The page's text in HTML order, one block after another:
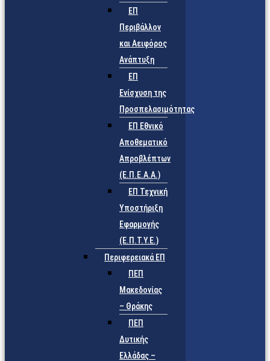
ΕΠ
Περιβάλλον
και Αειφόρος
Ανάπτυξη
ΕΠ
Ενίσχυση της
Προσπελασιμότητας
ΕΠ Εθνικό
Αποθεματικό
Απροβλέπτων
(Ε.Π.Ε.Α.Α.)
ΕΠ Τεχνική
Υποστήριξη
Εφαρμογής
(Ε.Π.Τ.Υ.Ε.)
Περιφερειακά ΕΠ
ΠΕΠ
Μακεδονίας
– Θράκης
ΠΕΠ
Δυτικής
Ελλάδας –